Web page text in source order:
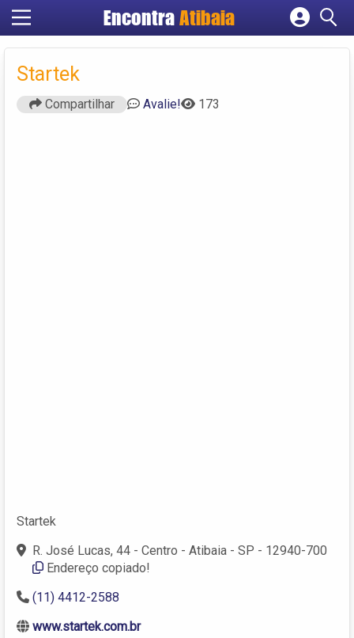
Encontra Atibaia
Cadastrar empresa
Startek
Compartilhar Avalie! 173
Startek
R. José Lucas, 44 - Centro - Atibaia - SP - 12940-700
Endereço copiado!
(11) 4412-2588
www.startek.com.br